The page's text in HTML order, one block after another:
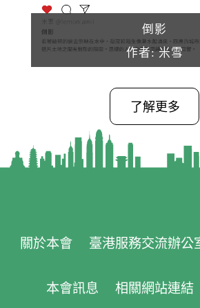
倒影
作者: 米雪
了解更多
關於本會 臺港服務交流辦公
本會訊息 相關網站連結